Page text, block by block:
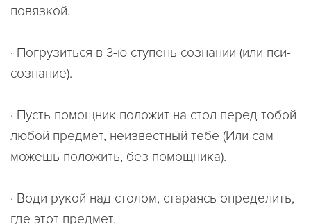
повязкой.
· Погрузиться в 3-ю ступень сознании (или пси-
сознание).
· Пусть помощник положит на стол перед тобой
любой предмет, неизвестный тебе (Или сам
можешь положить, без помощника).
· Води рукой над столом, стараясь определить,
где этот предмет.